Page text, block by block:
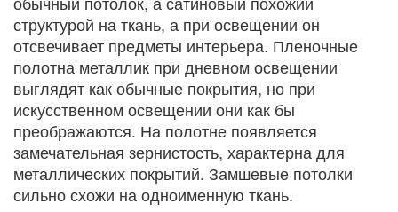
структурой на ткань, а при освещении он
отсвечивает предметы интерьера. Пленочные
полотна металлик при дневном освещении
выглядят как обычные покрытия, но при
искусственном освещении они как бы
преображаются. На полотне появляется
замечательная зернистость, характерна для
металлических покрытий. Замшевые потолки
сильно схожи на одноименную ткань.